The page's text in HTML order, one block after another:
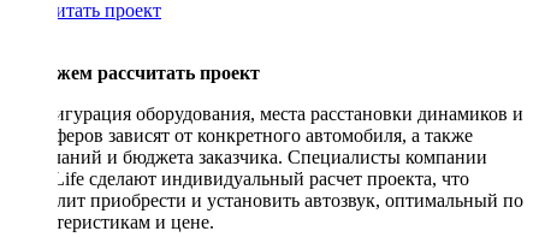
Рассчитать проект
Поможем рассчитать проект
Конфигурация оборудования, места расстановки динамиков и
сабвуферов зависят от конкретного автомобиля, а также
пожеланий и бюджета заказчика. Специалисты компании
DriveLife сделают индивидуальный расчет проекта, что
позволит приобрести и установить автозвук, оптимальный по
характеристикам и цене.